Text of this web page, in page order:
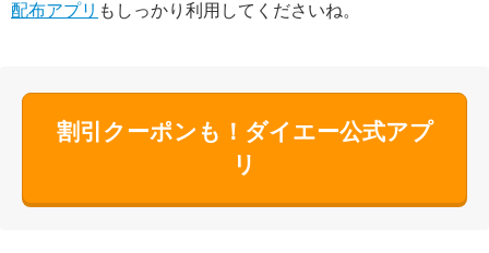
配布アプリ もしっかり利用してくださいね。
割引クーポンも！ダイエー公式アプ
リ